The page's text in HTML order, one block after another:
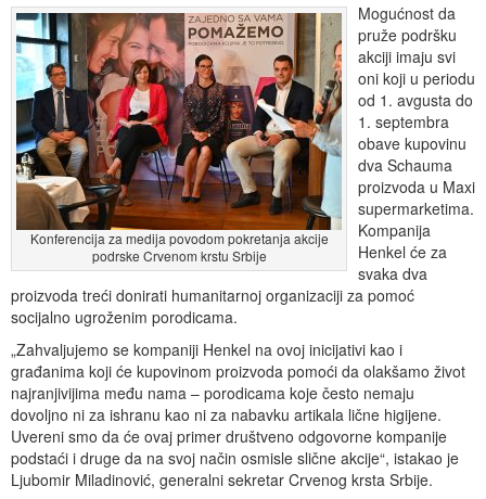
Konferencija za medija povodom pokretanja akcije
podrske Crvenom krstu Srbije
Mogućnost da
pruže podršku
akciji imaju svi
oni koji u periodu
od 1. avgusta do
1. septembra
obave kupovinu
dva Schauma
proizvoda u Maxi
supermarketima.
Kompanija
Henkel će za
svaka dva
proizvoda treći donirati humanitarnoj organizaciji za pomoć
socijalno ugroženim porodicama.
„Zahvaljujemo se kompaniji Henkel na ovoj inicijativi kao i
građanima koji će kupovinom proizvoda pomoći da olakšamo život
najranjivijima među nama – porodicama koje često nemaju
dovoljno ni za ishranu kao ni za nabavku artikala lične higijene.
Uvereni smo da će ovaj primer društveno odgovorne kompanije
podstaći i druge da na svoj način osmisle slične akcije“, istakao je
Ljubomir Miladinović, generalni sekretar Crvenog krsta Srbije.